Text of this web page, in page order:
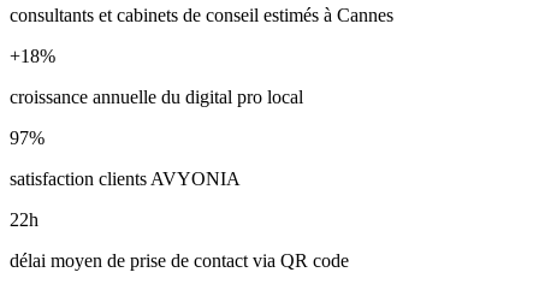
consultants et cabinets de conseil estimés à Cannes
+18%
croissance annuelle du digital pro local
97%
satisfaction clients AVYONIA
22h
délai moyen de prise de contact via QR code